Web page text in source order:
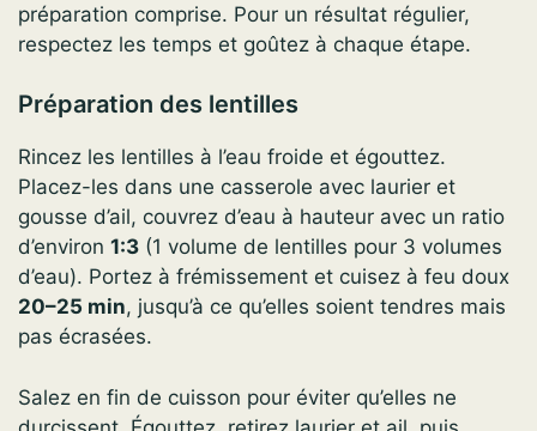
préparation comprise. Pour un résultat régulier,
respectez les temps et goûtez à chaque étape.
Préparation des lentilles
Rincez les lentilles à l’eau froide et égouttez.
Placez-les dans une casserole avec laurier et
gousse d’ail, couvrez d’eau à hauteur avec un ratio
d’environ 1:3 (1 volume de lentilles pour 3 volumes
d’eau). Portez à frémissement et cuisez à feu doux
20–25 min, jusqu’à ce qu’elles soient tendres mais
pas écrasées.
Salez en fin de cuisson pour éviter qu’elles ne